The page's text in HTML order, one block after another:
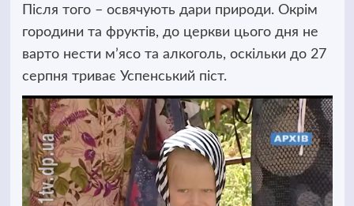
Після того – освячують дари природи. Окрім
городини та фруктів, до церкви цього дня не
варто нести м’ясо та алкоголь, оскільки до 27
серпня триває Успенський піст.
Відеопрогравач